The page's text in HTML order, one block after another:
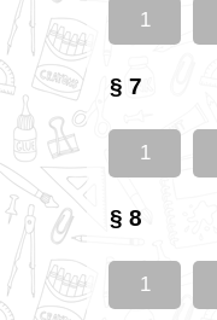
1
§ 7
1
§ 8
1